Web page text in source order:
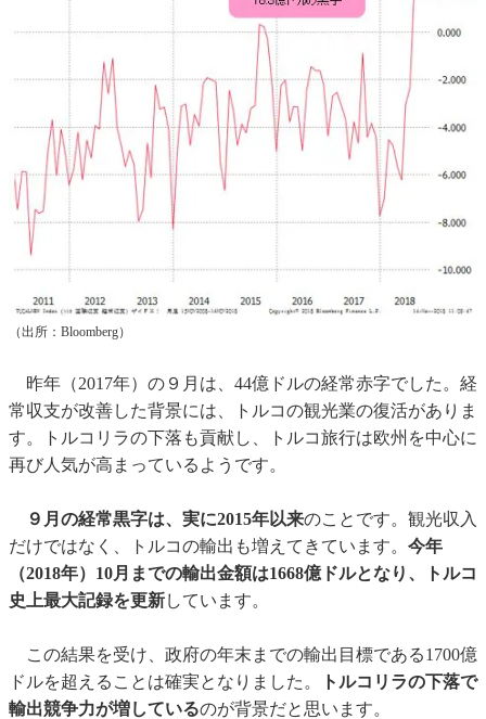
（出所：Bloomberg）
昨年（2017年）の９月は、44億ドルの経常赤字でした。経
常収支が改善した背景には、トルコの観光業の復活がありま
す。トルコリラの下落も貢献し、トルコ旅行は欧州を中心に
再び人気が高まっているようです。
９月の経常黒字は、実に2015年以来のことです。観光収入
だけではなく、トルコの輸出も増えてきています。 今年
（2018年）10月までの輸出金額は1668億ドルとなり、トルコ
史上最大記録を更新しています。
この結果を受け、政府の年末までの輸出目標である1700億
ドルを超えることは確実となりました。
トルコリラの下落で
輸出競争力が増しているのが背景だと思います。